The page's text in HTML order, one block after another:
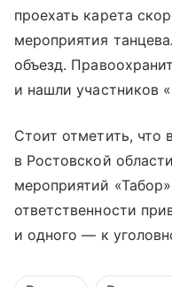
проехать карета
мероприятия
объезд.
и нашли участников
Стоит отметить, что
в Ростовской
мероприятий
ответственности
и одного — к